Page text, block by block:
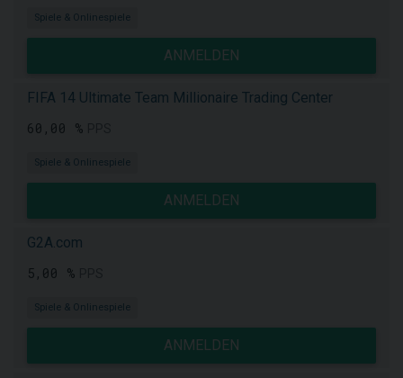
Spiele & Onlinespiele
ANMELDEN
FIFA 14 Ultimate Team Millionaire Trading Center
60,00 %
Spiele & Onlinespiele
ANMELDEN
G2A.com
5,00 %
Spiele & Onlinespiele
ANMELDEN